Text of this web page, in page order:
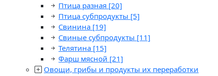
Птица разная [20]
Птица субпродукты [5]
Свинина [19]
Свиные субпродукты [11]
Телятина [15]
Фарш мясной [21]
Овощи, грибы и продукты их переработки